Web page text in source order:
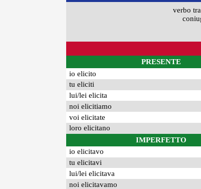
verbo
PRESENTE
io elicito
tu eliciti
lui/lei elicita
noi elicitiamo
voi elicitate
loro elicitano
IMPERFETTO
io elicitavo
tu elicitavi
lui/lei elicitava
noi elicitavamo